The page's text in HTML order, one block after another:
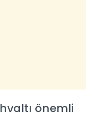
önemli